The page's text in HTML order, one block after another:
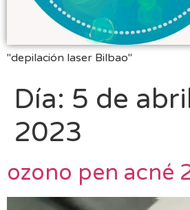
"depilación laser Bilbao"
Día: 5 de
2023
ozono pen acné